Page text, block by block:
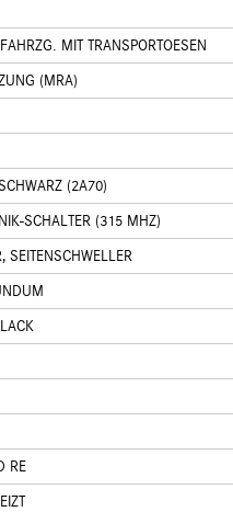
MIT TRANSPORTOESEN
(MRA)
(2A70)
SCHALTER (315 MHZ)
SEITENSCHWELLER
RE